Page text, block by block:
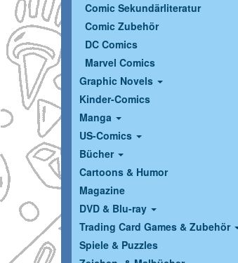
Comic Sekundärliteratur
Comic Zubehör
DC Comics
Marvel Comics
Graphic Novels
Kinder-Comics
Manga
US-Comics
Bücher
Cartoons & Humor
Magazine
DVD & Blu-ray
Trading Card Games & Zubehör
Spiele & Puzzles